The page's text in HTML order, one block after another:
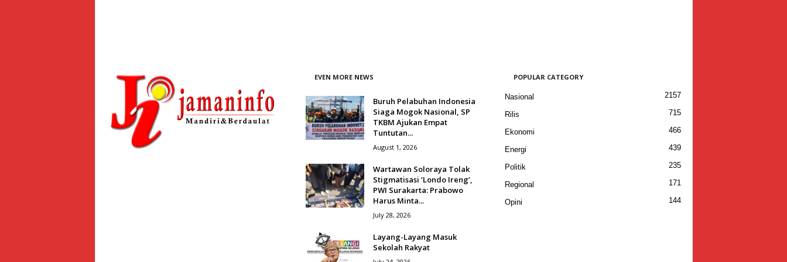
EVEN MORE NEWS
Buruh Pelabuhan Indonesia
Siaga Mogok Nasional, SP
TKBM Ajukan Empat
Tuntutan...
August 1, 2026
Wartawan Soloraya Tolak
Stigmatisasi ‘Londo Ireng’,
PWI Surakarta: Prabowo
Harus Minta...
July 28, 2026
Layang-Layang Masuk
Sekolah Rakyat
POPULAR CATEGORY
Nasional 2157
Rilis 715
Ekonomi 466
Energi 439
Politik 235
Regional 171
Opini 144